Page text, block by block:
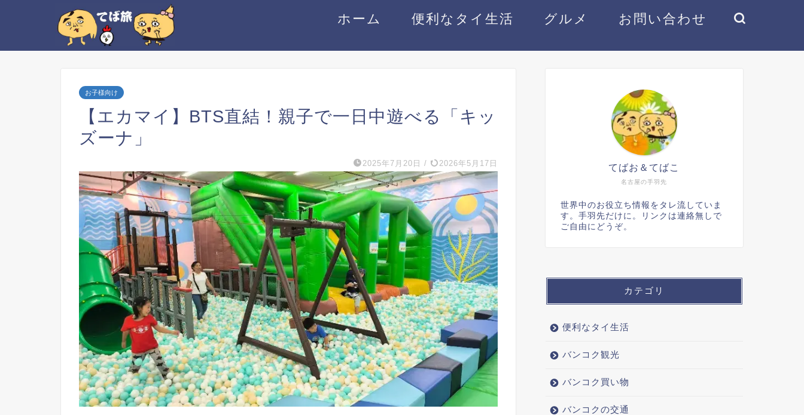
ホーム 便利なタイ生活 グルメ お問い合わせ
お子様向け
【エカマイ】BTS直結！親子で一日中遊べる「キッ
ズーナ」
2025年7月20日 / 2026年5月17日
名古屋の手羽先
てばお＆てばこ
世界中のお役立ち情報をタレ流していま
す。手羽先だけに。リンクは連絡無しで
ご自由にどうぞ。
カテゴリ
便利なタイ生活
バンコク観光
バンコク買い物
バンコクの交通